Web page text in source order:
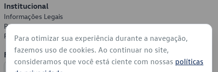
Institucional
Informações Legais
Política de Privacidade
Política de Cookies
Formas de Pagamento
Para otimizar sua experiência durante a navegação,
fazemos uso de cookies. Ao continuar no site,
consideramos que você está ciente com nossas políticas